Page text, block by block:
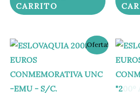
CARRITO
¡Oferta!
El
precio
original
era:
6,95 €.
El
precio
es:
5,95 €.